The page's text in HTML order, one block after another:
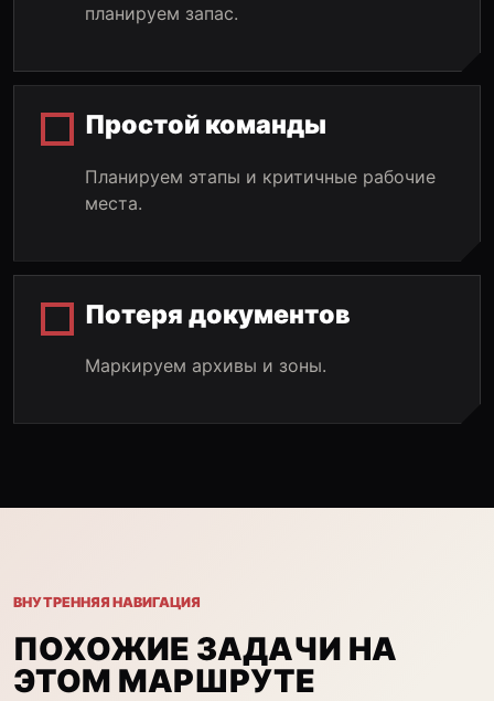
планируем запас.
Простой команды
Планируем этапы и критичные рабочие
места.
Потеря документов
Маркируем архивы и зоны.
ВНУТРЕННЯЯ НАВИГАЦИЯ
ПОХОЖИЕ ЗАДАЧИ НА
ЭТОМ МАРШРУТЕ